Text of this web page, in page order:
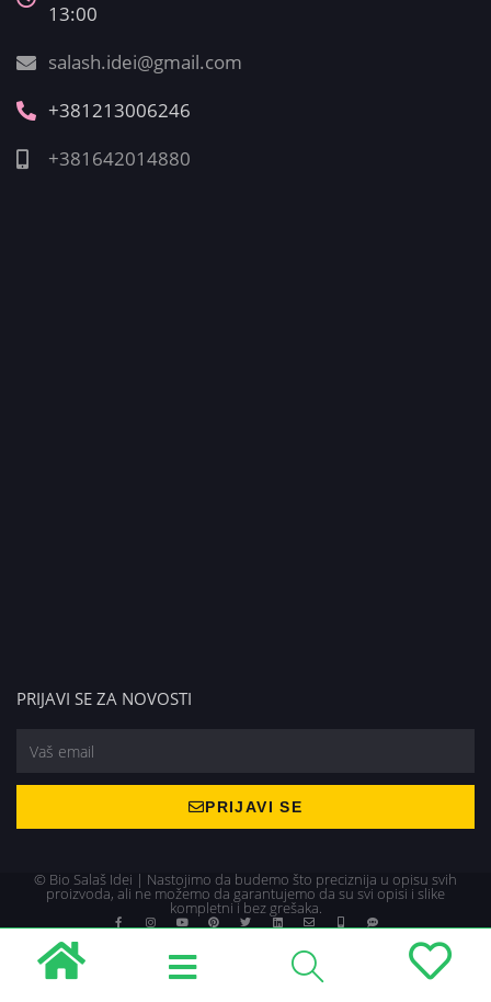
13:00
salash.idei@gmail.com
+381213006246
+381642014880
PRIJAVI SE ZA NOVOSTI
PRIJAVI SE
© Bio Salaš Idei | Nastojimo da budemo što preciznija u opisu svih
proizvoda, ali ne možemo da garantujemo da su svi opisi i slike
kompletni i bez grešaka.